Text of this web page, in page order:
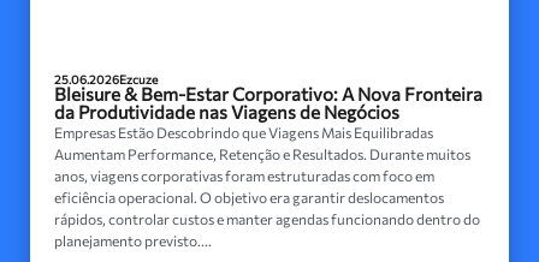
25.06.2026Ezcuze
Bleisure & Bem-Estar Corporativo: A Nova Fronteira
da Produtividade nas Viagens de Negócios
Empresas Estão Descobrindo que Viagens Mais Equilibradas
Aumentam Performance, Retenção e Resultados. Durante muitos
anos, viagens corporativas foram estruturadas com foco em
eficiência operacional. O objetivo era garantir deslocamentos
rápidos, controlar custos e manter agendas funcionando dentro do
planejamento previsto....